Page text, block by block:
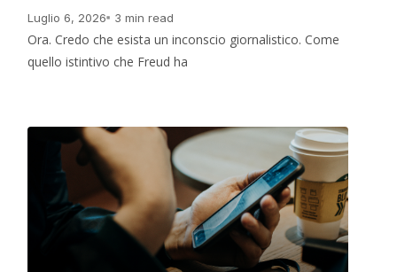
Luglio 6, 2026 3 min read
Ora. Credo che esista un inconscio giornalistico. Come
quello istintivo che Freud ha